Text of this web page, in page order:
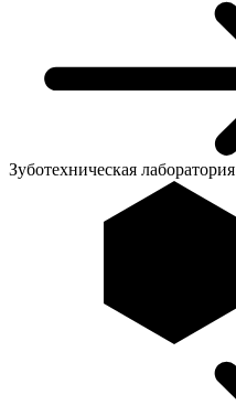
Зуботехническая лаборатория